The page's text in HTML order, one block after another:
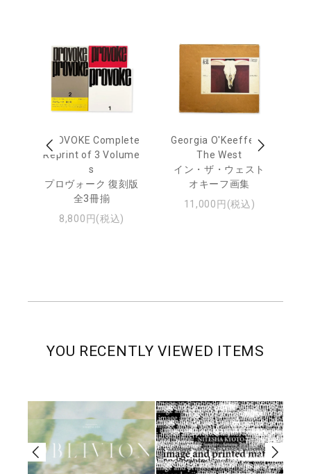
PROVOKE Complete
Reprint of 3 Volume
s
プロヴォーク 復刻版
全3冊揃
8,800円(税込)
Georgia O'Keeffe: In
The West
イン・ザ・ウェスト
オキーフ画集
11,000円(税込)
YOU RECENTLY VIEWED ITEMS